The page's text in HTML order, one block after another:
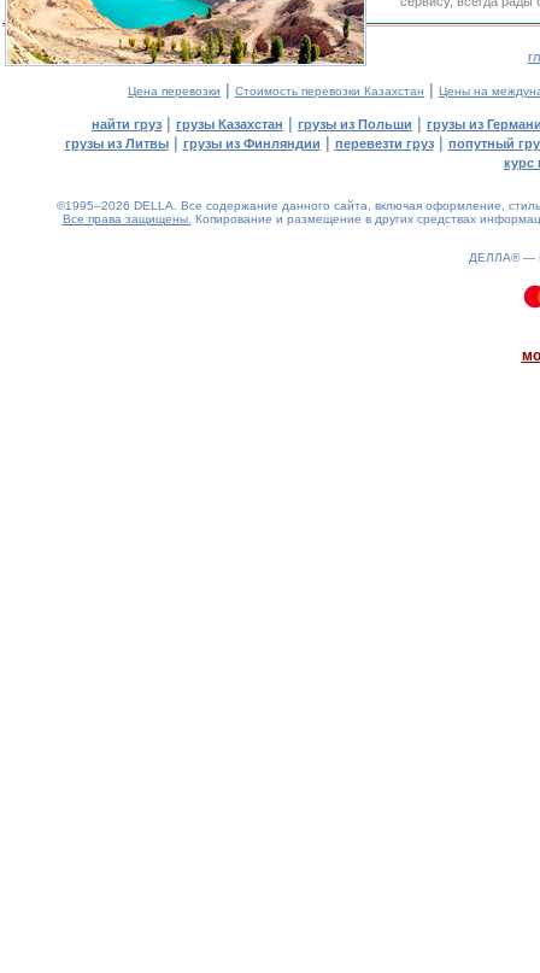
Цена перевозки | Стоимость перевозки Казахстан | Цены на
найти груз | грузы Казахстан | грузы из Польши | грузы из
грузы из Литвы| грузы из Финляндии | перевезти груз| попутный
курс
©1995–2026 DELLA. Все содержание данного сайта, включая оформление,
Все права защищены. Копирование и размещение в других средствах
ДЕЛЛА® —